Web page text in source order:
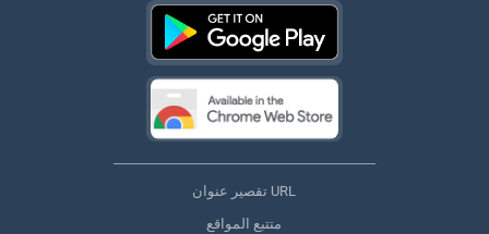
تقصير عنوان URL
متتبع المواقع